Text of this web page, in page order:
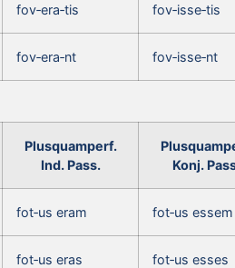
fov‑era‑tis fov‑isse‑tis
fov‑era‑nt fov‑isse‑nt
Plusquamperf.
Ind. Pass.
Konj.
fot‑us eram fot‑us essem
fot‑us eras fot‑us esses